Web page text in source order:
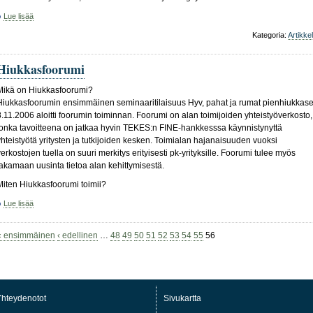
Lue lisää
Kategoria:
on Hiukkasfoorumi?
ensimmäinen seminaaritilaisuus Hyv, pahat ja rumat
aloitti foorumin toiminnan. Foorumi on alan toimijoiden yhteistyöverkosto,
tavoitteena on jatkaa hyvin TEKES:n FINE-hankkesssa käynnistynyttä
yritysten ja tutkijoiden kesken. Toimialan hajanaisuuden vuoksi
tuella on suuri merkitys erityisesti pk-yrityksille. Foorumi tulee myös
uusinta tietoa alan kehittymisestä.
Hiukkasfoorumi toimii?
Lue lisää
ensimmäinen ‹ edellinen … 48 49 50 51 52 53 54 55 56
Sivukartta